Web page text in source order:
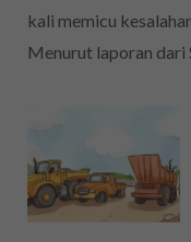
kali memicu
Menurut laporan dari